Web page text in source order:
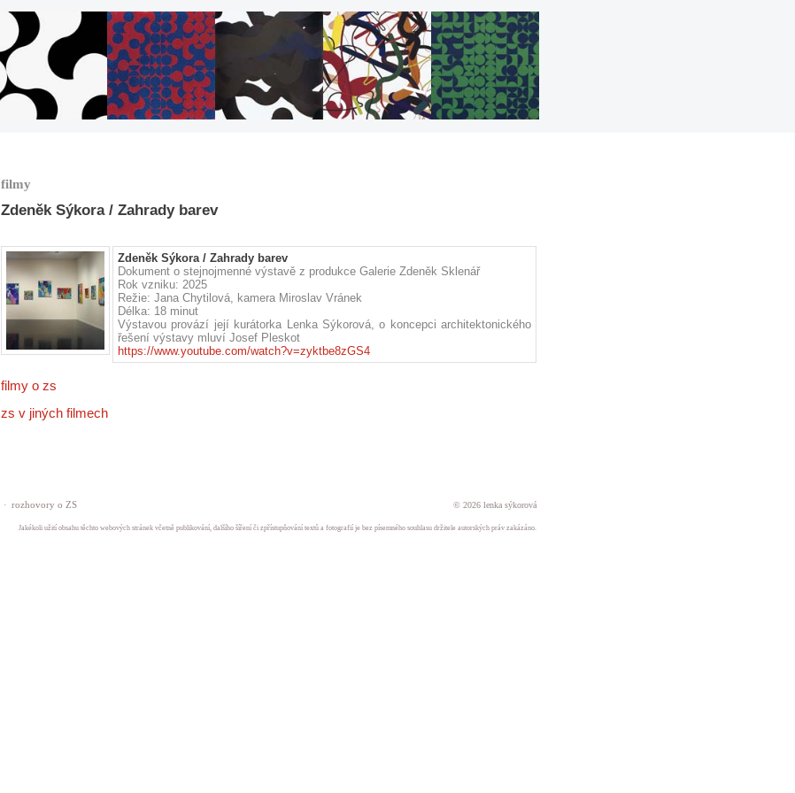
filmy
Zdeněk Sýkora / Zahrady barev
Zdeněk Sýkora / Zahrady barev
Dokument o stejnojmenné výstavě z produkce Galerie Zdeněk Sklenář
Rok vzniku: 2025
Režie: Jana Chytilová, kamera Miroslav Vránek
Délka: 18 minut
Výstavou provází její kurátorka Lenka Sýkorová, o koncepci architektonického
řešení výstavy mluví Josef Pleskot
https://www.youtube.com/watch?v=zyktbe8zGS4
filmy o zs
zs v jiných filmech
© 2026 lenka sýkorová
· rozhovory o ZS
Jakékoli užití obsahu těchto webových stránek včetně publikování, dalšího šíření či zpřístupňování textů a fotografií je bez písemného souhlasu držitele autorských práv zakázáno.